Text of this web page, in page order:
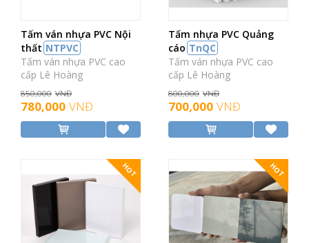
Tấm ván nhựa PVC Nội
thất NTPVC
Tấm ván nhựa PVC cao
cấp Lê Hoàng
850,000 VNĐ
780,000 VNĐ
Tấm nhựa PVC Quảng
cáo TnQC
Tấm ván nhựa PVC cao
cấp Lê Hoàng
800,000 VNĐ
700,000 VNĐ
HOT HOT